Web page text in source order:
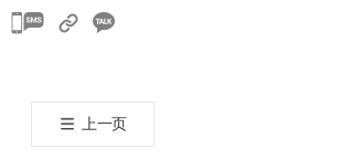
카
톡
공
上一页